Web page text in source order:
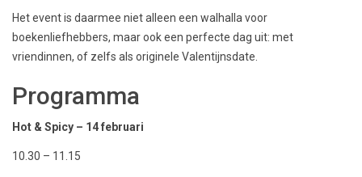
Het event is daarmee niet alleen een walhalla voor
boekenliefhebbers, maar ook een perfecte dag uit: met
vriendinnen, of zelfs als originele Valentijnsdate.
Programma
Hot & Spicy – 14 februari
10.30 – 11.15